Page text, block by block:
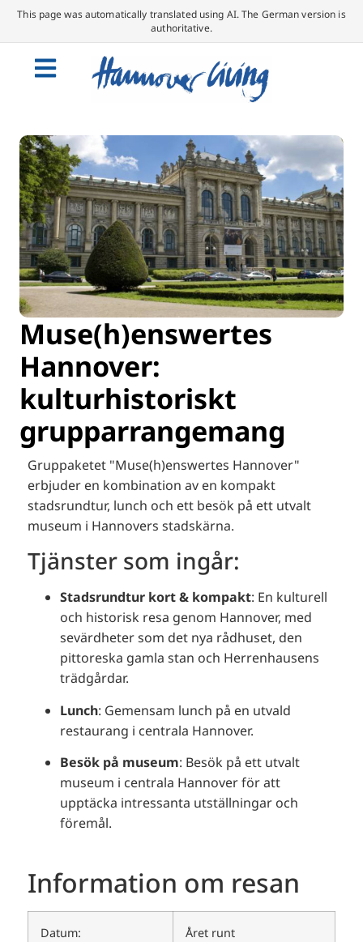
This page was automatically translated using AI. The German version is
authoritative.
Muse(h)enswertes
Hannover:
kulturhistoriskt
grupparrangemang
Gruppaketet "Muse(h)enswertes Hannover"
erbjuder en kombination av en kompakt
stadsrundtur, lunch och ett besök på ett utvalt
museum i Hannovers stadskärna.
Tjänster som ingår:
Stadsrundtur kort & kompakt: En kulturell
och historisk resa genom Hannover, med
sevärdheter som det nya rådhuset, den
pittoreska gamla stan och Herrenhausens
trädgårdar.
Lunch: Gemensam lunch på en utvald
restaurang i centrala Hannover.
Besök på museum: Besök på ett utvalt
museum i centrala Hannover för att
upptäcka intressanta utställningar och
föremål.
Information om resan
Datum: Året runt